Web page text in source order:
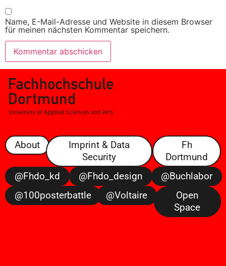
Name, E-Mail-Adresse und Website in diesem Browser
für meinen nächsten Kommentar speichern.
About
Imprint & Data
Security
Fh
Dortmund
@fhdo_kd
@fhdo_design
@buchlabor
@100posterbattle
@voltaire
Open
Space